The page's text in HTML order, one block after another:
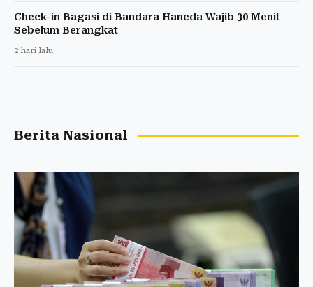
Check-in Bagasi di Bandara Haneda Wajib 30 Menit
Sebelum Berangkat
2 hari lalu
Berita Nasional